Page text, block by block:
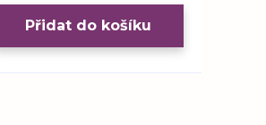
Přidat do košíku